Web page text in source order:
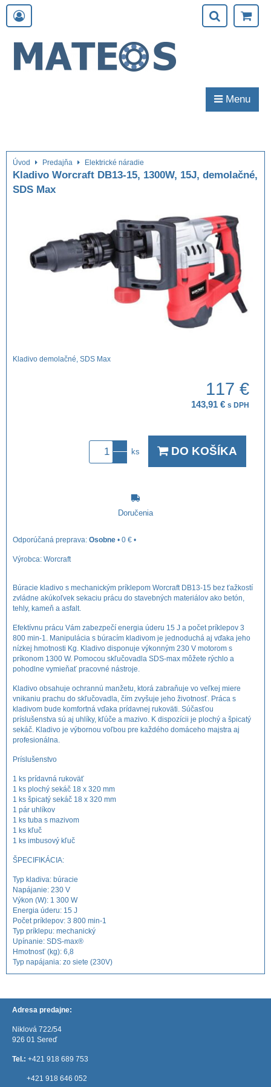
Menu
Úvod Predajňa Elektrické náradie
Kladivo Worcraft DB13-15, 1300W, 15J, demolačné,
SDS Max
Kladivo demolačné, SDS Max
117 €
143,91 € s DPH
ks DO KOŠÍKA
Doručenia
Osobne • 0 € •
Výrobca: Worcraft
Búracie kladivo s mechanickým príklepom Worcraft DB13-15 bez ťažkostí
zvládne akúkoľvek sekaciu prácu do stavebných materiálov ako betón,
tehly, kameň a asfalt.
Efektívnu prácu Vám zabezpečí energia úderu 15 J a počet príklepov 3
800 min-1. Manipulácia s búracím kladivom je jednoduchá aj vďaka jeho
nízkej hmotnosti Kg. Kladivo disponuje výkonným 230 V motorom s
príkonom 1300 W. Pomocou skľučovadla SDS-max môžete rýchlo a
pohodlne vymieňať pracovné nástroje.
Kladivo obsahuje ochrannú manžetu, ktorá zabraňuje vo veľkej miere
vnikaniu prachu do skľučovadla, čím zvyšuje jeho životnosť. Práca s
kladivom bude komfortná vďaka prídavnej rukoväti. Súčasťou
príslušenstva sú aj uhlíky, kľúče a mazivo. K dispozícii je plochý a špicatý
sekáč. Kladivo je výbornou voľbou pre každého domáceho majstra aj
profesionálna.
Príslušenstvo
1 ks prídavná rukoväť
1 ks plochý sekáč 18 x 320 mm
1 ks špicatý sekáč 18 x 320 mm
1 pár uhlíkov
1 ks tuba s mazivom
1 ks kľuč
1 ks imbusový kľuč
ŠPECIFIKÁCIA:
Typ kladiva: búracie
Napájanie: 230 V
Výkon (W): 1 300 W
Energia úderu: 15 J
Počet príklepov: 3 800 min-1
Typ príklepu: mechanický
Upínanie: SDS-max®
Hmotnosť (kg): 6,8
Typ napájania: zo siete (230V)
Adresa predajne:
Niklová 722/54
926 01 Sereď
Tel.: +421 918 689 753
+421 918 646 052